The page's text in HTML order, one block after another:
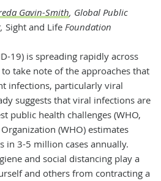
Gavin-Smith, Global Public
Sight and Life Foundation
19) is spreading rapidly across
take note of the approaches that
infections, particularly viral
suggests that viral infections are
public health challenges (WHO,
(WHO) estimates
in 3-5 million cases annually.
and social distancing play a
and others from contracting a